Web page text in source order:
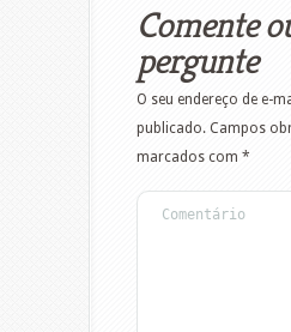
Comente
pergunte
O seu endereço de e-
publicado. Campos
marcados com *